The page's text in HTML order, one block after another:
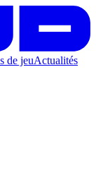
de jeuActualités